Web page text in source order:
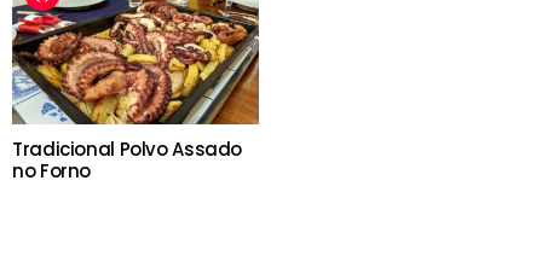
Tradicional Polvo Assado
no Forno